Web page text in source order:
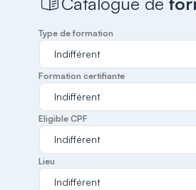
Type de formation
Formation certifiante
Eligible CPF
Lieu